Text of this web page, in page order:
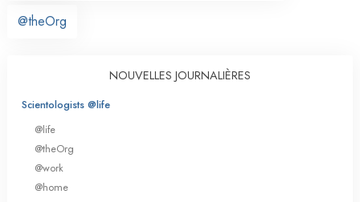
@theOrg
NOUVELLES JOURNALIÈRES
Scientologists @life
@life
@theOrg
@work
@home